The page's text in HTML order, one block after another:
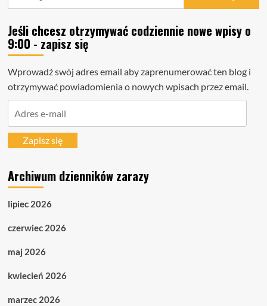
Jeśli chcesz otrzymywać codziennie nowe wpisy o
9:00 - zapisz się
Wprowadź swój adres email aby zaprenumerować ten blog i
otrzymywać powiadomienia o nowych wpisach przez email.
mailZapisz się
Archiwum dzienników zarazy
lipiec 2026
czerwiec 2026
maj 2026
kwiecień 2026
marzec 2026